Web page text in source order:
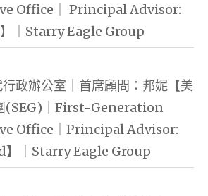
Office｜ Principal Advisor:
｜Starry Eagle Group
政辦公室｜首席顧問：邦妮【美
(SEG)｜First-Generation
Office｜Principal Advisor:
】｜Starry Eagle Group